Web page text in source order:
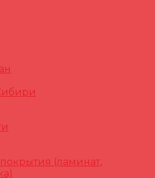
(ламинат,